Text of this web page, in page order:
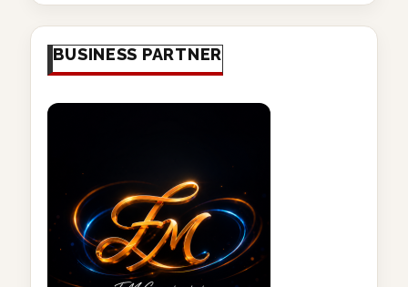
BUSINESS PARTNER